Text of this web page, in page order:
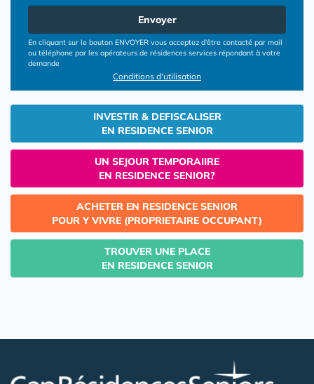
Envoyer
En cliquant sur le bouton ENVOYER vous acceptez d’être contacté par mail
ou téléphone par les opérateurs de résidences services répondant à votre
demande
Conditions d'utilisation
INVESTIR & DEFISCALISER
EN RESIDENCE SENIOR
UN SEJOUR TEMPORAIIRE
EN RESIDENCE SENIOR?
ACHETER EN RESIDENCE SENIOR
POUR Y VIVRE (PROPRIETAIRE OCCUPANT)
TROUVER UNE PLACE
EN RESIDENCE SENIOR